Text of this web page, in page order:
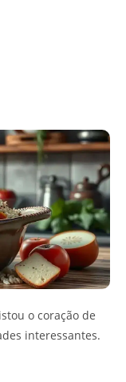
o coração de
interessantes.